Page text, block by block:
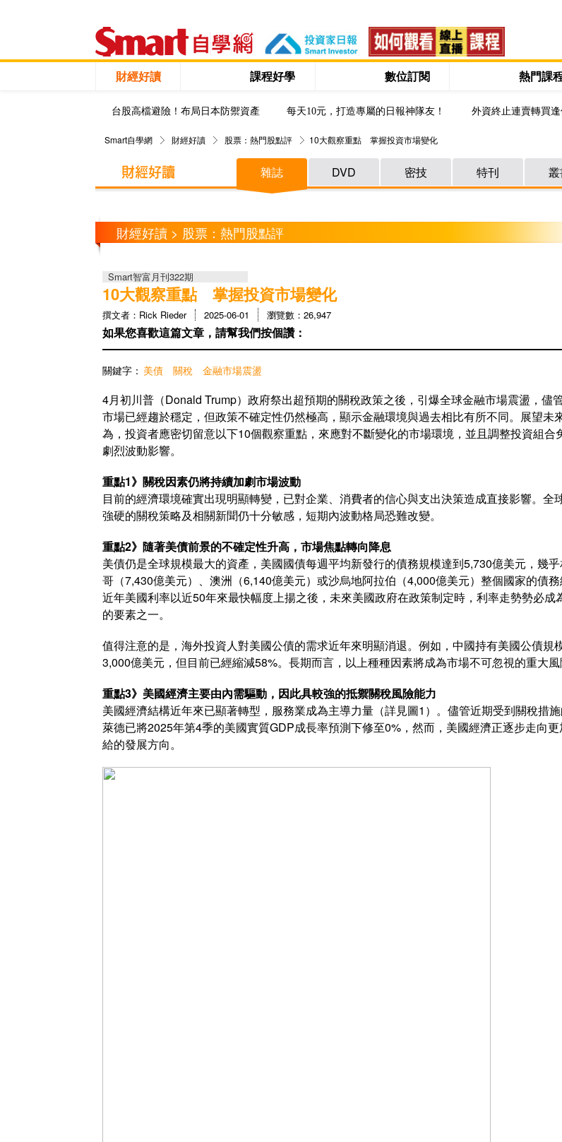
財經好讀 課程好學 數位訂閱 熱門課
台股高檔避險！布局日本防禦資產 每天10元，打造專屬的日報神隊友！ 外資終止連賣轉買
Smart自學網 財經好讀 股票：熱門股點評 10大觀察重點 掌握投資市場變化
雜誌 DVD 密技 特刊
財經好讀 > 股票：熱門股點評
Smart智富月刊322期
10大觀察重點 掌握投資市場變化
撰文者：Rick Rieder 2025-06-01 瀏覽數：26,947
如果您喜歡這篇文章，請幫我們按個讚：
關鍵字： 美債 關稅 金融市場震盪
4月初川普（Donald Trump）政府祭出超預期的關稅政策之後，引爆全球金融市場震盪，儘
市場已經趨於穩定，但政策不確定性仍然極高，顯示金融環境與過去相比有所不同。展望未
為，投資者應密切留意以下10個觀察重點，來應對不斷變化的市場環境，並且調整投資組合
劇烈波動影響。
重點1》關稅因素仍將持續加劇市場波動
目前的經濟環境確實出現明顯轉變，已對企業、消費者的信心與支出決策造成直接影響。全
強硬的關稅策略及相關新聞仍十分敏感，短期內波動格局恐難改變。
重點2》隨著美債前景的不確定性升高，市場焦點轉向降息
美債仍是全球規模最大的資產，美國國債每週平均新發行的債務規模達到5,730億美元，幾
哥（7,430億美元）、澳洲（6,140億美元）或沙烏地阿拉伯（4,000億美元）整個國家的債
近年美國利率以近50年來最快幅度上揚之後，未來美國政府在政策制定時，利率走勢勢必成
的要素之一。
值得注意的是，海外投資人對美國公債的需求近年來明顯消退。例如，中國持有美國公債規
3,000億美元，但目前已經縮減58%。長期而言，以上種種因素將成為市場不可忽視的重大風
重點3》美國經濟主要由內需驅動，因此具較強的抵禦關稅風險能力
美國經濟結構近年來已顯著轉型，服務業成為主導力量（詳見圖1）。儘管近期受到關稅措
萊德已將2025年第4季的美國實質GDP成長率預測下修至0%，然而，美國經濟正逐步走向更
給的發展方向。